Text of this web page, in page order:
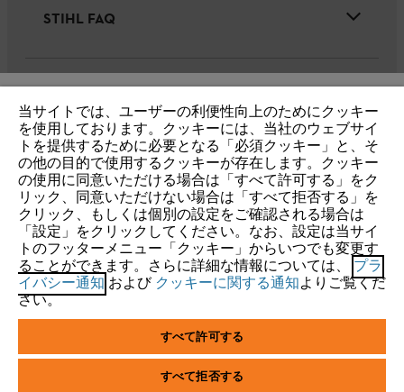
STIHL FAQ
個人情報保護・サイトの利用 クッキー
製品保証(一般向け)
製品保証(リース・レンタル業者様向け)
株式会社スチール（STIHL Co., Ltd.）
〒329-0524
栃木県河内郡上三川町多功2570-1
IHR BROWSER WIRD NICHT
UNTERSTÜTZT
Sie nutzen einen Browser, den wir noch nicht unterstützen. Für
eine optimale Nutzung unserer Seite empfehlen wir Ihnen, zu
einem der folgenden Browser zu wechseln:
Firefox Chrome
当サイトでは、ユーザーの利便性向上のためにクッキー
を使用しております。クッキーには、当社のウェブサイ
トを提供するために必要となる「必須クッキー」と、そ
の他の目的で使用するクッキーが存在します。クッキー
の使用に同意いただける場合は「すべて許可する」をク
リック、同意いただけない場合は「すべて拒否する」を
クリック、もしくは個別の設定をご確認される場合は
「設定」をクリックしてください。なお、設定は当サイ
トのフッターメニュー「クッキー」からいつでも変更す
ることができます。さらに詳細な情報については、 プラ
イバシー通知 および クッキーに関する通知よりご覧くだ
さい。
すべて許可する
すべて拒否する